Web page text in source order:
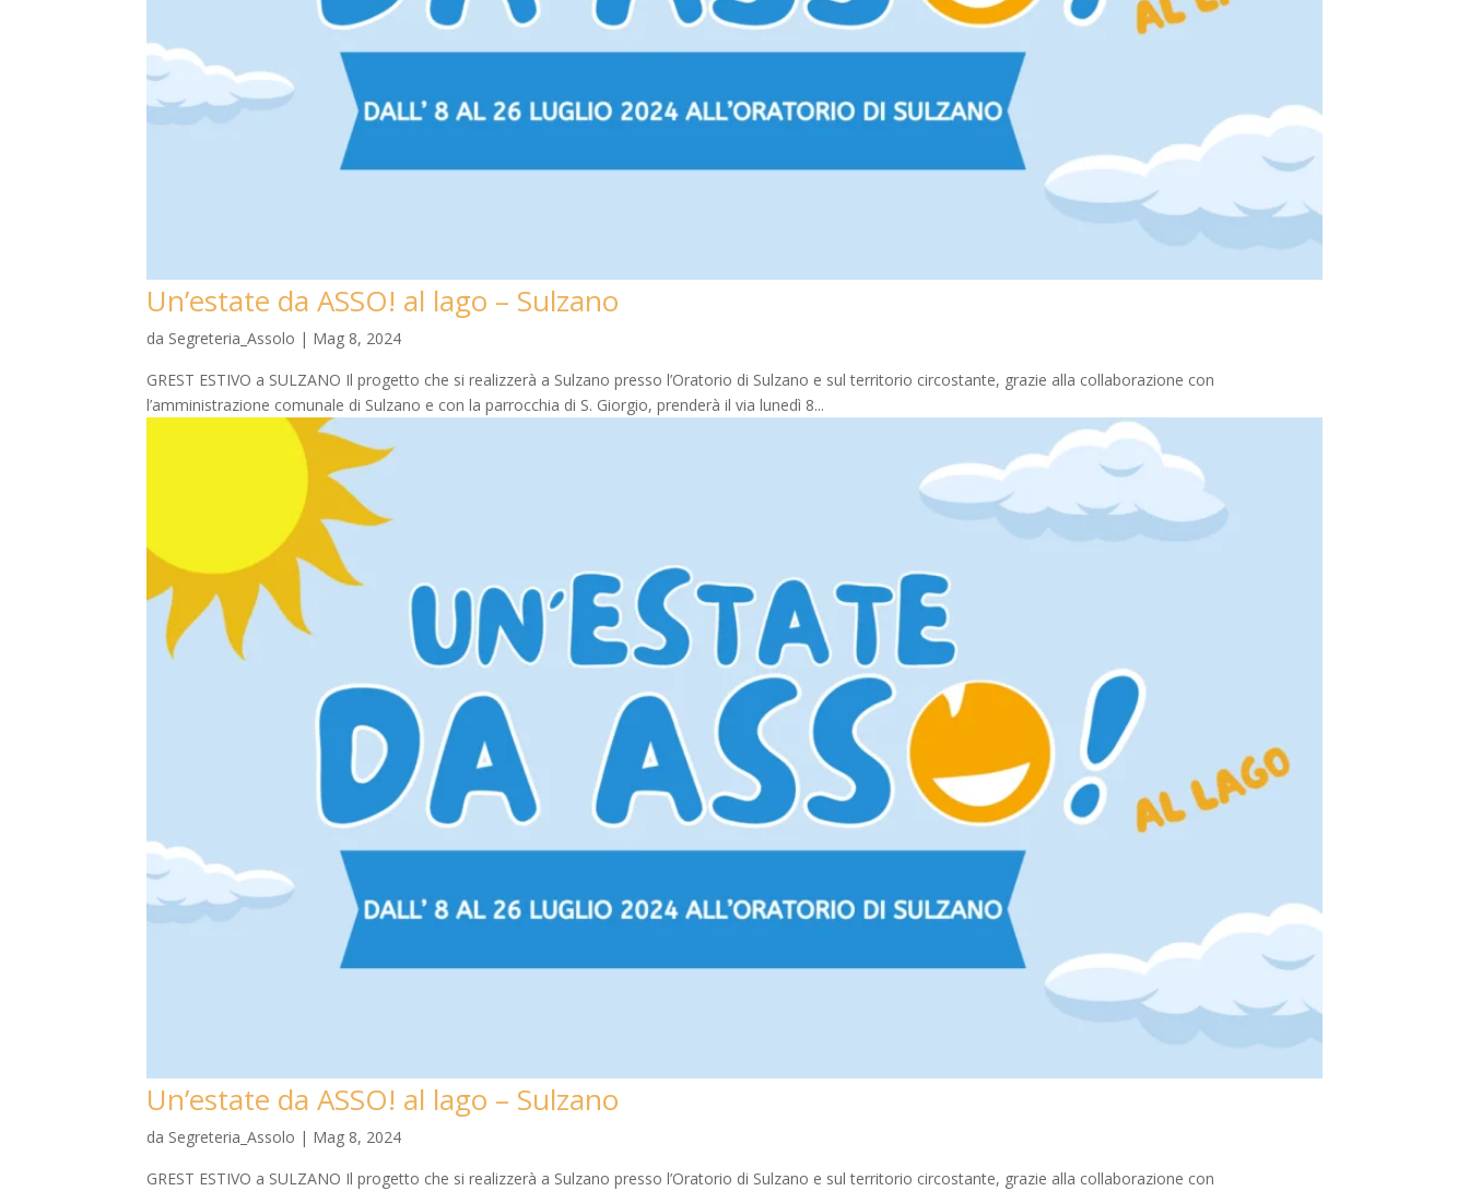
Un’estate da ASSO! al lago – Sulzano
da Segreteria_Assolo | Mag 8, 2024
GREST ESTIVO a SULZANO Il progetto che si realizzerà a Sulzano presso l’Oratorio di Sulzano e sul territorio circostante, grazie alla collaborazione con
l’amministrazione comunale di Sulzano e con la parrocchia di S. Giorgio, prenderà il via lunedì 8...
Un’estate da ASSO! al lago – Sulzano
da Segreteria_Assolo | Mag 8, 2024
GREST ESTIVO a SULZANO Il progetto che si realizzerà a Sulzano presso l’Oratorio di Sulzano e sul territorio circostante, grazie alla collaborazione con